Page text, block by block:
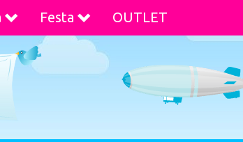
Festa OUTLET